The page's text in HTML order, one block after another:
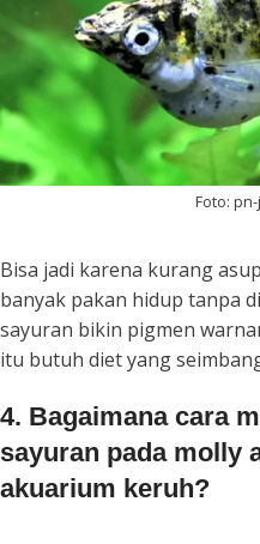
Foto:
Bisa jadi karena kurang
banyak pakan hidup tanpa
sayuran bikin pigmen
itu butuh diet yang
4. Bagaimana cara
sayuran pada molly
akuarium keruh?